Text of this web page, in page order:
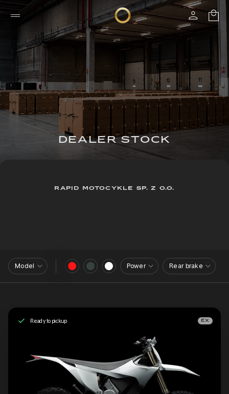
DEALER STOCK
RAPID MOTOCYKLE SP. Z O.O.
Model Power Rear brake
Ready to pickup EX